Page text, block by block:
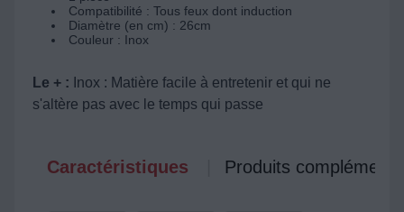
Compatibilité : Tous feux dont induction
Diamètre (en cm) : 26cm
Couleur : Inox
Le + : Inox : Matière facile à entretenir et qui ne
s'altère pas avec le temps qui passe
Caractéristiques Produits